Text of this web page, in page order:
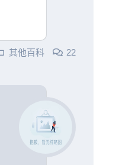
其他百科 22